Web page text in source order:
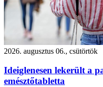
2026. augusztus 06., csütörtök
Ideiglenesen lekerült a
emésztőtabletta